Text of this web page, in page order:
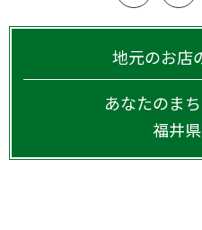
地元のお店
あなたのま
福井県